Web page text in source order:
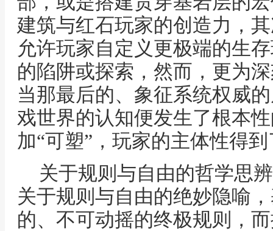
建筑与红石玩家的创造力，
允许玩家自定义更极端的生
的陷阱或探索，然而，更为
当那最后的、象征系统权威
戏世界的认知便发生了根本
加“可塑”，玩家的主体性得
关于规则与自由的哲学思
关于规则与自由的绝妙隐喻
的、不可动摇的终极规则，